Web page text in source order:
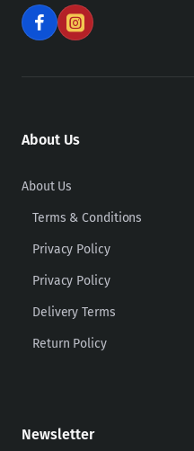
About Us
About Us
Terms & Conditions
Privacy Policy
Privacy Policy
Delivery Terms
Return Policy
Newsletter